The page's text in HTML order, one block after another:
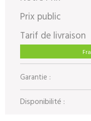
Prix public
Tarif de livraison
Garantie :
Disponibilité :